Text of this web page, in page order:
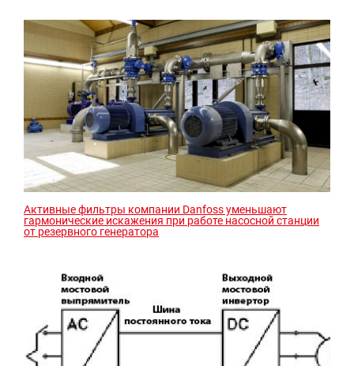
Активные фильтры компании Danfoss уменьшают
гармонические искажения при работе насосной станции
от резервного генератора